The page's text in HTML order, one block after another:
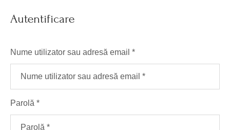
Autentificare
Nume utilizator sau adresă email *
Parolă *